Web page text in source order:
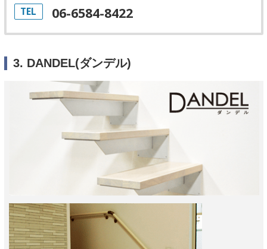
TEL 06-6584-8422
3. DANDEL(ダンデル)